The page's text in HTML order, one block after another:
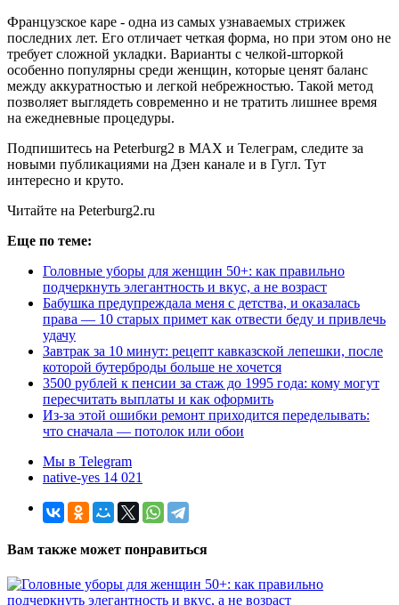
Французское каре - одна из самых узнаваемых стрижек
последних лет. Его отличает четкая форма, но при этом оно не
требует сложной укладки. Варианты с челкой-шторкой
особенно популярны среди женщин, которые ценят баланс
между аккуратностью и легкой небрежностью. Такой метод
позволяет выглядеть современно и не тратить лишнее время
на ежедневные процедуры.
Подпишитесь на Peterburg2 в MAX и Телеграм, следите за
новыми публикациями на Дзен канале и в Гугл. Тут
интересно и круто.
Читайте на Peterburg2.ru
Еще по теме:
Головные уборы для женщин 50+: как правильно
подчеркнуть элегантность и вкус, а не возраст
Бабушка предупреждала меня с детства, и оказалась
права — 10 старых примет как отвести беду и привлечь
удачу
Завтрак за 10 минут: рецепт кавказской лепешки, после
которой бутерброды больше не хочется
3500 рублей к пенсии за стаж до 1995 года: кому могут
пересчитать выплаты и как оформить
Из-за этой ошибки ремонт приходится переделывать:
что сначала — потолок или обои
Мы в Telegram
native-yes 14 021
Вам также может понравиться